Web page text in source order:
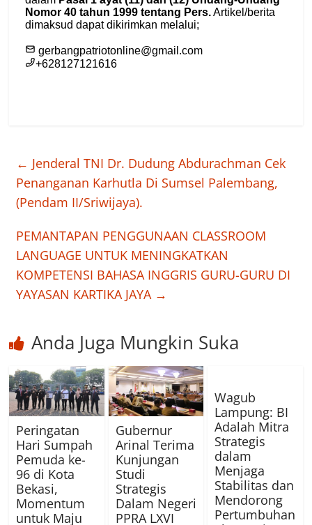
← Jenderal TNI Dr. Dudung Abdurachman Cek
Penanganan Karhutla Di Sumsel Palembang,
(Pendam II/Sriwijaya).
PEMANTAPAN PENGGUNAAN CLASSROOM
LANGUAGE UNTUK MENINGKATKAN
KOMPETENSI BAHASA INGGRIS GURU-GURU DI
YAYASAN KARTIKA JAYA →
Anda Juga Mungkin Suka
Peringatan
Hari Sumpah
Pemuda ke-
96 di Kota
Bekasi,
Momentum
untuk Maju
Gubernur
Arinal Terima
Kunjungan
Studi
Strategis
Dalam Negeri
PPRA LXVI
Wagub
Lampung: BI
Adalah Mitra
Strategis
dalam
Menjaga
Stabilitas dan
Mendorong
Pertumbuhan